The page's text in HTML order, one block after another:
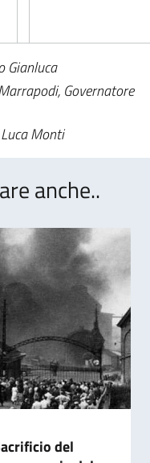
Gianluca
Governatore
Monti
anche..
del